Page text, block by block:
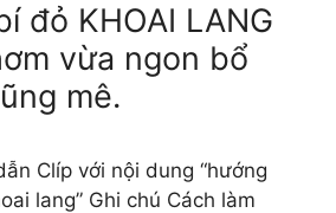
đỏ KHOAI LANG
vừa ngon bổ
mê.
Clíp với nội dung “hướng
lang” Ghi chú Cách làm